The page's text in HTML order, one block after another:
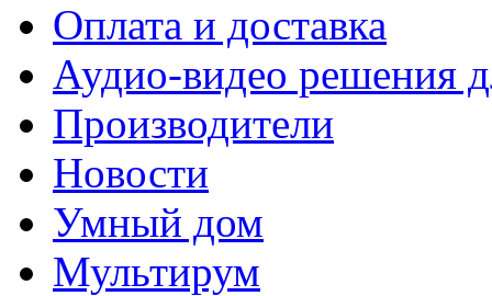
Оплата и доставка
Аудио-видео решения
Производители
Новости
Умный дом
Мультирум